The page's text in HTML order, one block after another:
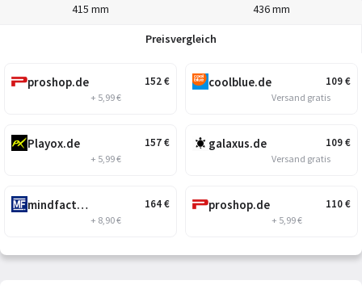
415 mm
436 mm
Preisvergleich
152€
proshop.de
+ 5,99 €
157€
Playox.de
+ 5,99 €
164€
mindfactory.de
+ 8,90 €
109€
coolblue.de
Versand gratis
109€
galaxus.de
Versand gratis
110€
proshop.de
+ 5,99 €